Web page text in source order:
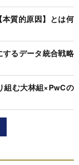
質的原因】とは何
るデータ統合戦略
組む大林組×PwCの